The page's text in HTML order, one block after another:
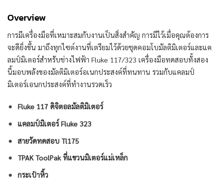
Overview
การมีเครื่องมือที่เหมาะสมกับงานเป็นสิ่งสำคัญ การมีไว้เมื่อคุณต้องการ
จะดียิ่งขึ้น มาถึงทุกไซต์งานที่เตรียมไว้ด้วยชุดคอมโบมัลติมิเตอร์และแค
ลมป์มิเตอร์สำหรับช่างไฟฟ้า Fluke 117/323 เครื่องมือทดสอบทั้งสอง
นี้มอบพลังของมัลติมิเตอร์อเนกประสงค์ที่ทนทาน รวมกับแคลมป์
มิเตอร์เอนกประสงค์ที่ทำงานรวดเร็ว
Fluke 117 ดิจิตอลมัลติมิเตอร์
แคลมป์มิเตอร์ Fluke 323
สายวัดทดสอบ Tl175
TPAK ToolPak ที่แขวนมิเตอร์แม่เหล็ก
กระเป๋าหิ้ว